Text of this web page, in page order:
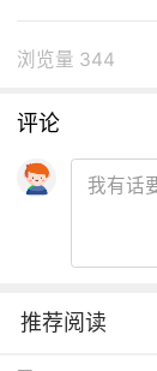
浏览量 344
评论
推荐阅读